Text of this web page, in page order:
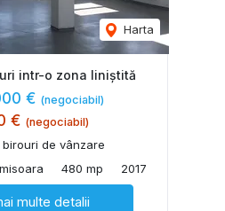
Harta
intr-o zona liniștită
€ (negociabil)
€ (negociabil)
de vânzare
480 mp 2017
multe detalii